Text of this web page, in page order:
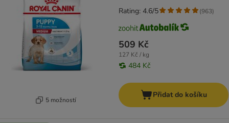
5 možností
509 Kč
127 Kč / kg
484 Kč
Rating: 4.6/5 (963)
Přidat do košíku